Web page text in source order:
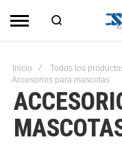
Inicio Todos los
Accesorios para mascotas